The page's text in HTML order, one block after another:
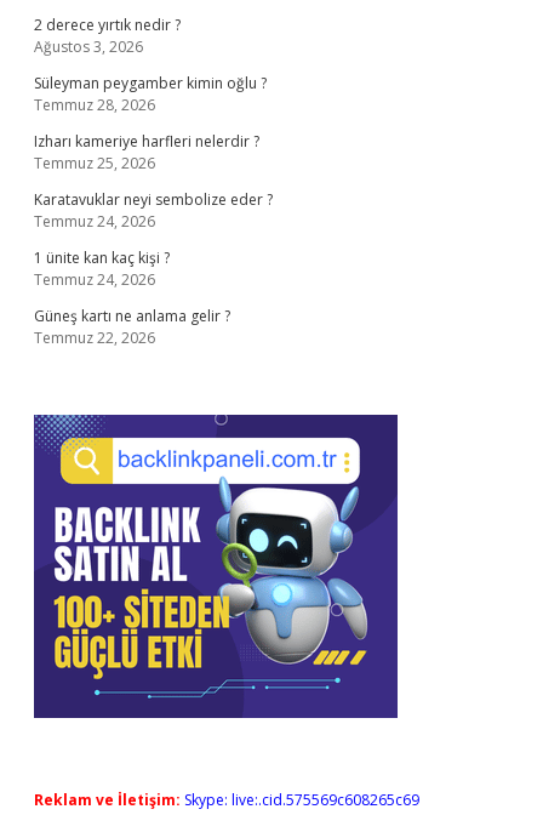
2 derece yırtık nedir ?
Ağustos 3, 2026
Süleyman peygamber kimin oğlu ?
Temmuz 28, 2026
Izharı kameriye harfleri nelerdir ?
Temmuz 25, 2026
Karatavuklar neyi sembolize eder ?
Temmuz 24, 2026
1 ünite kan kaç kişi ?
Temmuz 24, 2026
Güneş kartı ne anlama gelir ?
Temmuz 22, 2026
Reklam ve İletişim: Skype: live:.cid.575569c608265c69